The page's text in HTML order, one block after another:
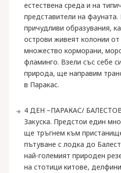
естествена среда и на
представители на фауната.
причудливи образувания,
острови живеят колонии
множество корморани,
фламинго. Взели със себе
природа, ще направим
в Паракас.
4 ДЕН –ПАРАКАС/
Закуска. Предстои един
ще тръгнем към
пътуване с лодка до
най-големият природен
на стотици китове,